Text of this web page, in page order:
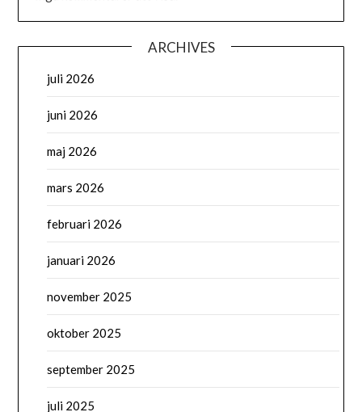
ARCHIVES
juli 2026
juni 2026
maj 2026
mars 2026
februari 2026
januari 2026
november 2025
oktober 2025
september 2025
juli 2025